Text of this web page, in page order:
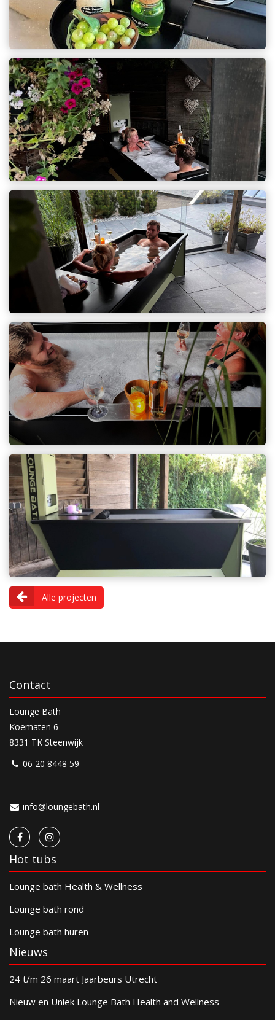
Alle projecten
Contact
Lounge Bath
Koematen 6
8331 TK Steenwijk
06 20 8448 59
info@loungebath.nl
Hot tubs
Lounge bath Health & Wellness
Lounge bath rond
Lounge bath huren
Nieuws
24 t/m 26 maart Jaarbeurs Utrecht
Nieuw en Uniek Lounge Bath Health and Wellness